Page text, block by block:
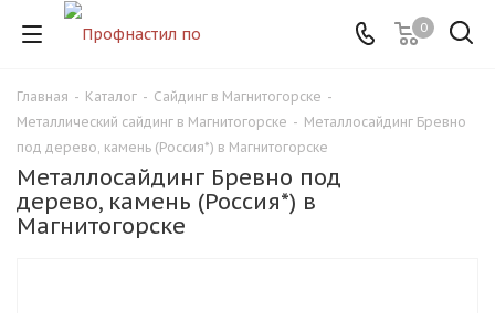
0
Главная - Каталог - Сайдинг в Магнитогорске -
Металлический сайдинг в Магнитогорске - Металлосайдинг Бревно
под дерево, камень (Россия*) в Магнитогорске
Металлосайдинг Бревно под
дерево, камень (Россия*) в
Магнитогорске